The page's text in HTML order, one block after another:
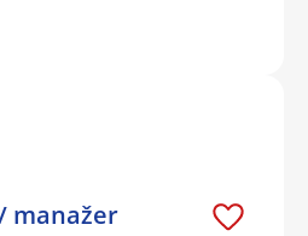
manažer